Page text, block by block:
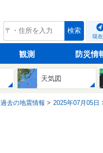
tenki.jp 検索
現
観測 防災情
天気図
過去の地震情報 2025年07月05日